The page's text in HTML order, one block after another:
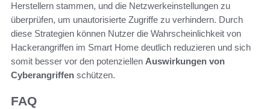
Herstellern stammen, und die Netzwerkeinstellungen zu
überprüfen, um unautorisierte Zugriffe zu verhindern. Durch
diese Strategien können Nutzer die Wahrscheinlichkeit von
Hackerangriffen im Smart Home deutlich reduzieren und sich
somit besser vor den potenziellen Auswirkungen von
Cyberangriffen schützen.
FAQ